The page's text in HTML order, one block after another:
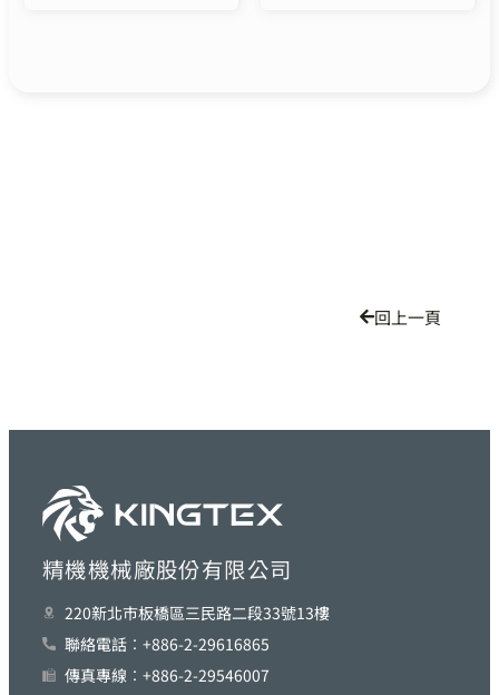
回上一頁
精機機械廠股份有限公司
220新北巿板橋區三民路二段33號13樓
聯絡電話︰+886-2-29616865
傳真專線︰+886-2-29546007